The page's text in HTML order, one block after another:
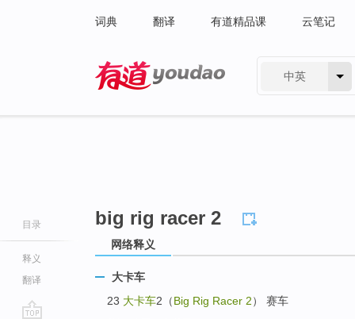
词典 翻译 有道精品课 云笔记
中英
目录
释义
翻译
big rig racer 2
网络释义
大卡车
23 大卡车2（Big Rig Racer 2） 赛车